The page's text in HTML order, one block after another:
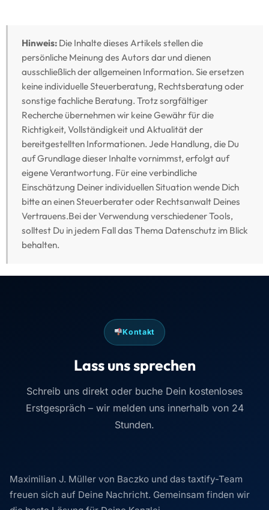
Hinweis:Die Inhalte dieses Artikels stellen die
persönliche Meinung des Autors dar und dienen
ausschließlich der allgemeinen Information. Sie ersetzen
keine individuelle Steuerberatung, Rechtsberatung oder
sonstige fachliche Beratung. Trotz sorgfältiger
Recherche übernehmen wir keine Gewähr für die
Richtigkeit, Vollständigkeit und Aktualität der
bereitgestellten Informationen. Jede Handlung, die Du
auf Grundlage dieser Inhalte vornimmst, erfolgt auf
eigene Verantwortung. Für eine verbindliche
Einschätzung Deiner individuellen Situation wende Dich
bitte an einen Steuerberater oder Rechtsanwalt Deines
Vertrauens.Bei der Verwendung verschiedener Tools,
solltest Du in jedem Fall das Thema Datenschutz im Blick
behalten.
Kontakt
Lass uns sprechen
Schreib uns direkt oder buche Dein kostenloses
Erstgespräch – wir melden uns innerhalb von 24
Stunden.
Maximilian J. Müller von Baczko und das taxtify-Team
freuen sich auf Deine Nachricht. Gemeinsam finden wir